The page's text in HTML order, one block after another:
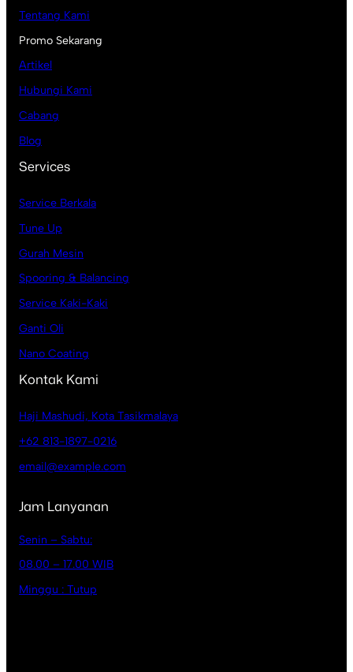
Tentang Kami
Promo Sekarang
Artikel
Hubungi Kami
Cabang
Blog
Services
Service Berkala
Tune Up
Gurah Mesin
Spooring & Balancing
Service Kaki-Kaki
Ganti Oli
Nano Coating
Kontak Kami
Haji Mashudi, Kota Tasikmalaya
+62 813-1897-0216
email@example.com
Jam Lanyanan
Senin – Sabtu:
08.00 – 17.00 WIB
Minggu : Tutup